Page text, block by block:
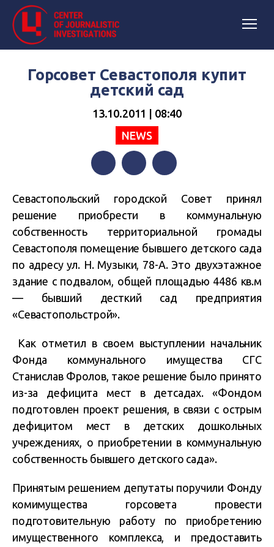
Горсовет Севастополя купит
детский сад
13.10.2011 | 08:40
NEWS
Севастопольский городской Совет принял
решение приобрести в коммунальную
собственность территориальной громады
Севастополя помещение бывшего детского сада
по адресу ул. Н. Музыки, 78-А. Это двухэтажное
здание с подвалом, общей площадью 4486 кв.м
— бывший десткий сад предприятия
«Севастопольстрой».
Как отметил в своем выступлении начальник
Фонда коммунального имущества СГС
Станислав Фролов, такое решение было принято
из-за дефицита мест в детсадах. «Фондом
подготовлен проект решения, в связи с острым
дефицитом мест в детских дошкольных
учреждениях, о приобретении в коммунальную
собственность бывшего детского сада».
Принятым решением депутаты поручили Фонду
комимущества горсовета провести
подготовительную работу по приобретению
имущественного комплекса, и предоставить